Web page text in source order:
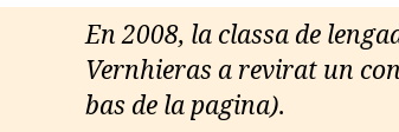
En 2008, la classa de
Vernhieras a revirat un
bas de la pagina).